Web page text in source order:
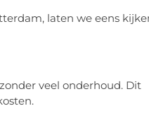
laten we eens
veel onderhoud. Dit